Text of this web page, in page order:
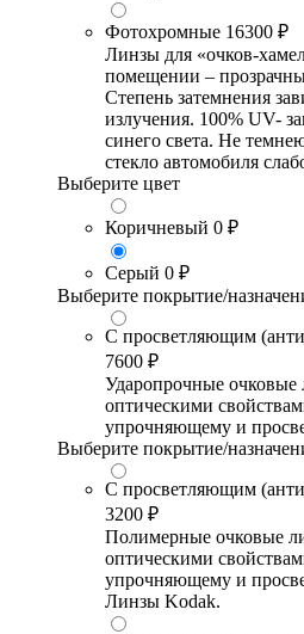
Фотохромные 16300 ₽
Линзы для «очков-
помещении –
Степень затемнения
излучения. 100% UV-
синего света. Не
стекло автомобиля
Выберите цвет
Коричневый 0 ₽
Серый 0 ₽
Выберите покрытие/
С просветляющим
7600 ₽
Ударопрочные
оптическими
упрочняющему и
Выберите покрытие/
С просветляющим
3200 ₽
Полимерные очковые
оптическими
упрочняющему и
Линзы Kodak.